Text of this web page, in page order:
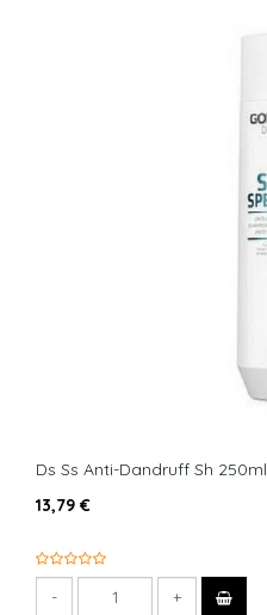
Ds Ss Anti-Dandruff Sh 250ml
13,79 €